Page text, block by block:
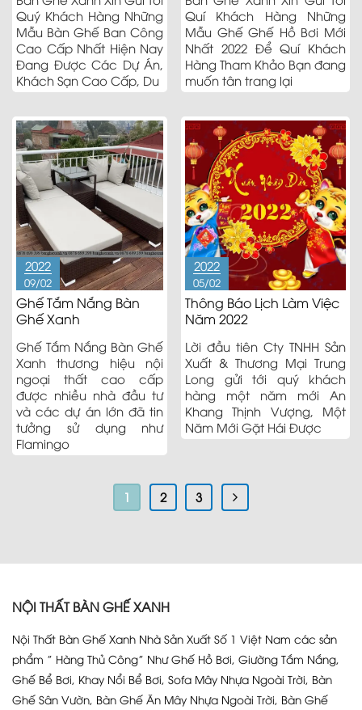
Quý Khách Hàng Những
Mẫu Bàn Ghế Ban Công
Cao Cấp Nhất Hiện Nay
Đang Được Các Dự Án,
Khách Sạn Cao Cấp, Du
Quí Khách Hàng Những
Mẫu Ghế Ghế Hồ Bơi Mới
Nhất 2022 Để Quí Khách
Hàng Tham Khảo Bạn đang
muốn tân trang lại
2022
09/02
Ghế Tắm Nắng Bàn
Ghế Xanh
Ghế Tắm Nắng Bàn Ghế
Xanh thương hiệu nội
ngoại thất cao cấp
được nhiều nhà đầu tư
và các dự án lớn đã tin
tưởng sử dụng như
Flamingo
2022
05/02
Thông Báo Lịch Làm Việc
Năm 2022
Lời đầu tiên Cty TNHH Sản
Xuất & Thương Mại Trung
Long gửi tới quý khách
hàng một năm mới An
Khang Thịnh Vượng, Một
Năm Mới Gặt Hái Được
1 2 3
NỘI THẤT BÀN GHẾ XANH
Nội Thất Bàn Ghế Xanh Nhà Sản Xuất Số 1 Việt Nam các sản
phẩm ” Hàng Thủ Công” Như Ghế Hồ Bơi, Giường Tắm Nắng,
Ghế Bể Bơi, Khay Nổi Bể Bơi, Sofa Mây Nhựa Ngoài Trời, Bàn
Ghế Sân Vườn, Bàn Ghế Ăn Mây Nhựa Ngoài Trời, Bàn Ghế